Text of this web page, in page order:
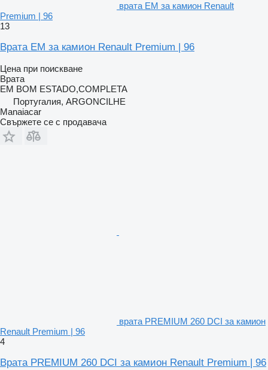
врата EM за камион Renault
Premium | 96
13
Врата EM за камион Renault Premium | 96
Цена при поискване
Врата
EM BOM ESTADO,COMPLETA
Португалия, ARGONCILHE
Manaiacar
Свържете се с продавача
врата PREMIUM 260 DCI за камион
Renault Premium | 96
4
Врата PREMIUM 260 DCI за камион Renault Premium | 96